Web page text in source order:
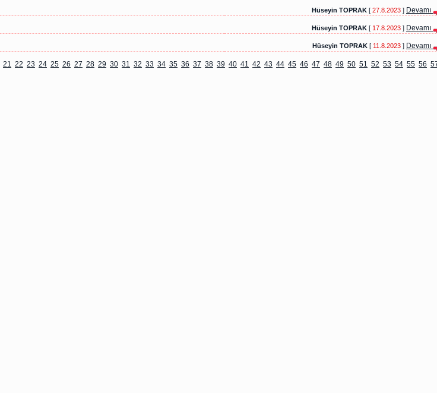
Hüseyin TOPRAK [ 27.8.2023 ] Devamı
Hüseyin TOPRAK [ 17.8.2023 ] Devamı
Hüseyin TOPRAK [ 11.8.2023 ] Devamı
21 22 23 24 25 26 27 28 29 30 31 32 33 34 35 36 37 38 39 40 41 42 43 44 45 46 47 48 49 50 51 52 53 54 55 56